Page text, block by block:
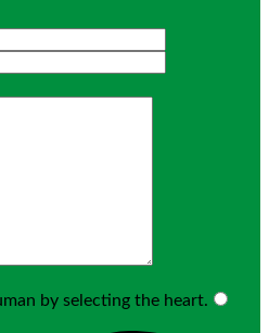
by selecting theheart.